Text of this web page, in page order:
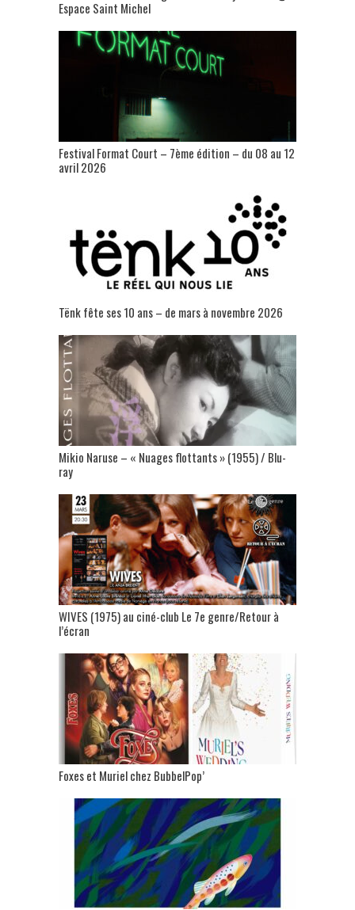
Espace Saint Michel
Festival Format Court – 7ème édition – du 08 au 12
avril 2026
Tënk fête ses 10 ans – de mars à novembre 2026
Mikio Naruse – « Nuages flottants » (1955) / Blu-
ray
WIVES (1975) au ciné-club Le 7e genre/Retour à
l’écran
Foxes et Muriel chez BubbelPop’